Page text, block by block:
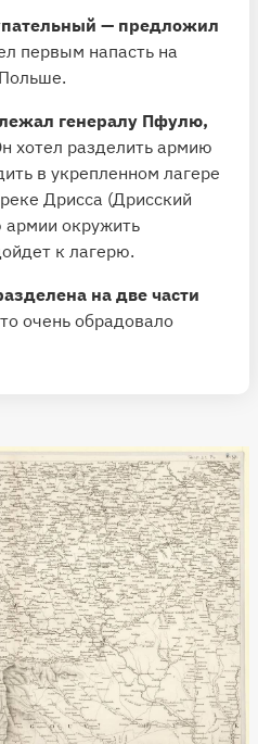
— предложил
первым напасть на
генералу Пфулю,
хотел разделить армию
в укрепленном лагере
Дрисса (Дрисский
армии окружить
к лагерю.
на две части
очень обрадовало